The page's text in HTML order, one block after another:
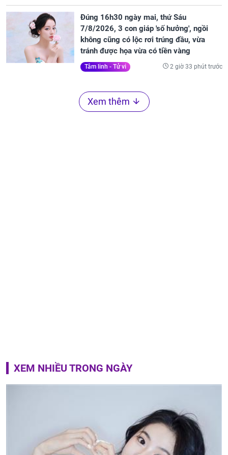
Đúng 16h30 ngày mai, thứ Sáu
7/8/2026, 3 con giáp 'số hưởng', ngồi
không cũng có lộc rơi trúng đầu, vừa
tránh được họa vừa có tiền vàng
Tâm linh - Tử vi 2 giờ 33 phút trước
Xem thêm
XEM NHIỀU TRONG NGÀY